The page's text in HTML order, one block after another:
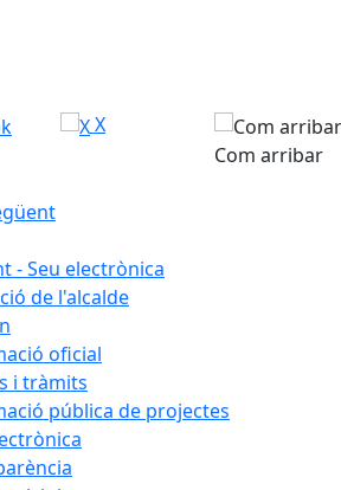
X
Com arribar
- Seu electrònica
de l'alcalde
oficial
i tràmits
pública de projectes